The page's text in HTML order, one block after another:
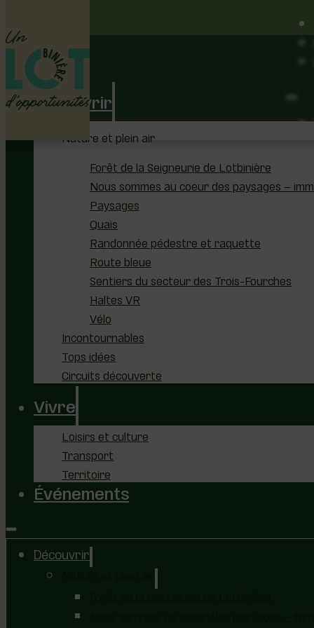
Découvrir
Nature et plein air
Forêt de la Seigneurie de Lotbinière
Nous sommes au coeur des paysages –
Paysages
Quais
Randonnée pédestre et raquette
Route bleue
Sentiers du secteur des Trois-Fourches
Haltes VR
Vélo
Incontournables
Tops idées
Circuits découverte
Vivre
Loisirs et culture
Transport
Territoire
Événements
Découvrir